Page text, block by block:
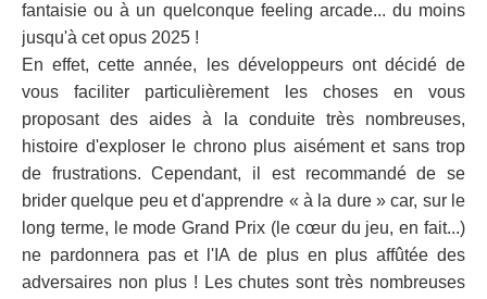
fantaisie ou à un quelconque feeling arcade... du moins
jusqu'à cet opus 2025 !
En effet, cette année, les développeurs ont décidé de
vous faciliter particulièrement les choses en vous
proposant des aides à la conduite très nombreuses,
histoire d'exploser le chrono plus aisément et sans trop
de frustrations. Cependant, il est recommandé de se
brider quelque peu et d'apprendre « à la dure » car, sur le
long terme, le mode Grand Prix (le cœur du jeu, en fait...)
ne pardonnera pas et l'IA de plus en plus affûtée des
adversaires non plus ! Les chutes sont très nombreuses